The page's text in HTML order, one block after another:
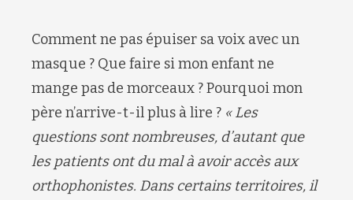
Comment ne pas épuiser sa voix avec un
masque ? Que faire si mon enfant ne
mange pas de morceaux ? Pourquoi mon
père n’arrive-t-il plus à lire ? « Les
questions sont nombreuses, d’autant que
les patients ont du mal à avoir accès aux
orthophonistes. Dans certains territoires, il